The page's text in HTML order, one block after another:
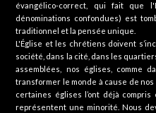
évangélico-correct, qui fait que
dénominations confondues) est
traditionnel et la pensée unique.
L'Église et les chrétiens doivent
société, dans la cité, dans les
assemblées, nos églises, comme
transformer le monde à cause de nos
certaines églises l’ont déjà
représentent une minorité. Nous